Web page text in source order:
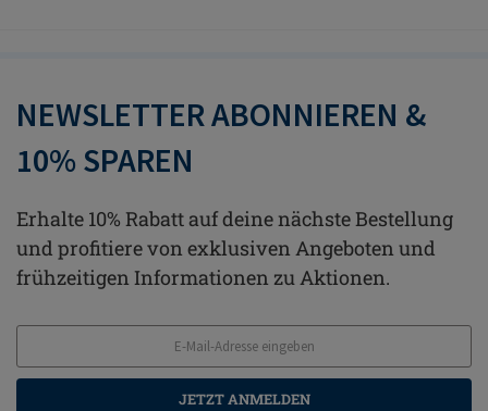
NEWSLETTER ABONNIEREN &
10% SPAREN
Erhalte 10% Rabatt auf deine nächste Bestellung
und profitiere von exklusiven Angeboten und
frühzeitigen Informationen zu Aktionen.
JETZT ANMELDEN